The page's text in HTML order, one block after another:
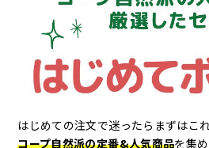
はじめての注文で迷ったらまずはこれ
コープ自然派の定番&人気商品を集